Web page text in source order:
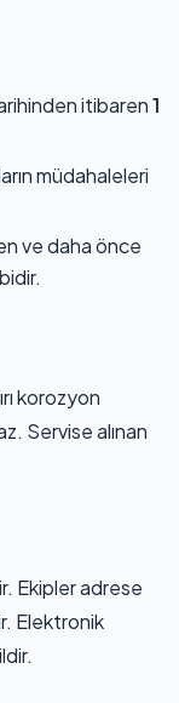
itibaren1
müdahaleleri
ve daha önce
korozyon
Servise alınan
Ekipler adrese
Elektronik